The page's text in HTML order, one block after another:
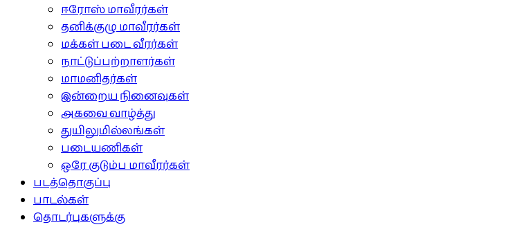
ஈரோஸ் மாவீரர்கள்
தனிக்குழு மாவீரர்கள்
மக்கள் படை வீரர்கள்
நாட்டுப்பற்றாளர்கள்
மாமனிதர்கள்
இன்றைய நினைவுகள்
அகவை வாழ்த்து
துயிலுமில்லங்கள்
படையணிகள்
ஒரே குடும்ப மாவீரர்கள்
படத்தொகுப்பு
பாடல்கள்
தொடர்புகளுக்கு